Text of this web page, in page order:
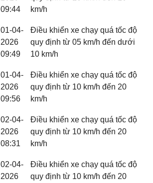
09:44
km/h
01-04-
2026
09:49
Điều khiển xe chạy quá tốc độ
quy định từ 05 km/h đến dưới
10 km/h
01-04-
2026
09:56
Điều khiển xe chạy quá tốc độ
quy định từ 10 km/h đến 20
km/h
02-04-
2026
08:31
Điều khiển xe chạy quá tốc độ
quy định từ 10 km/h đến 20
km/h
02-04-
2026
Điều khiển xe chạy quá tốc độ
quy định từ 10 km/h đến 20